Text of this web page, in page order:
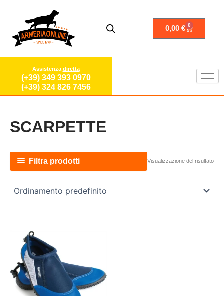
contenuto
0,00€ 0
Carrello
Assistenza diretta
(+39) 349 393 0970
(+39) 324 826 7456
SCARPETTE
Filtra prodotti Visualizzazione del risultato
12,97 €
a
13,97 €
varianti.
opzioni
possono